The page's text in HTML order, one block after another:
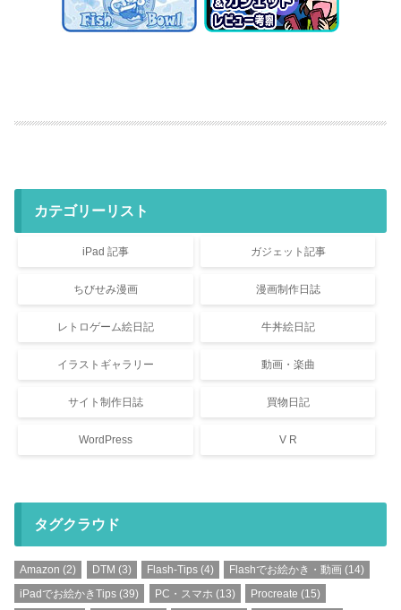
カテゴリーリスト
iPad 記事 ガジェット記事
ちびせみ漫画 漫画制作日誌
レトロゲーム絵日記 牛丼絵日記
イラストギャラリー 動画・楽曲
サイト制作日誌 買物日記
WordPress V R
タグクラウド
Amazon (2) DTM (3) Flash-Tips(4) Flashでお絵かき・動画 (14)
iPadでお絵かきTips (39) PC・スマホ (13) Procreate (15)